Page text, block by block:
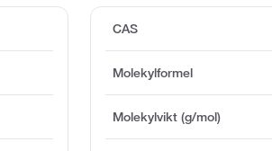
CAS
Molekylformel
Molekylvikt (g/mol)